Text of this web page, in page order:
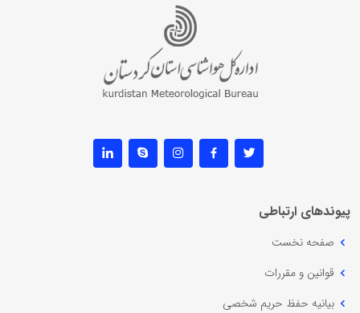
پیوندهای ارتباطی
صفحه نخست
قوانین و مقررات
بیانیه حفظ حریم شخصی